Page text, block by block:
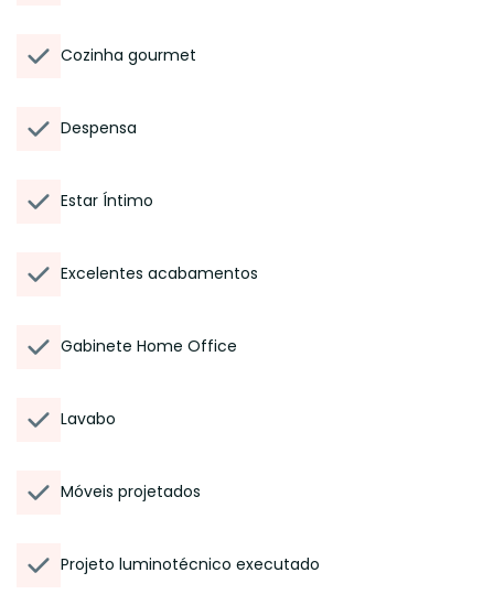
Cozinha gourmet
Despensa
Estar Íntimo
Excelentes acabamentos
Gabinete Home Office
Lavabo
Móveis projetados
Projeto luminotécnico executado